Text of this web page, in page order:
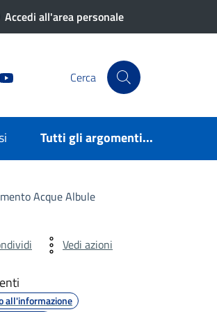
Accedi all'area personale
Cerca
Tutti gli argomenti...
Acque Albule
Vedi azioni
all'informazione